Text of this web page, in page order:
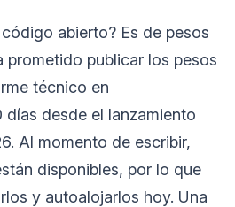
abierto? Es de pesos
prometido publicar los pesos
técnico en
días desde el lanzamiento
Al momento de escribir,
disponibles, por lo que
y autoalojarlos hoy. Una